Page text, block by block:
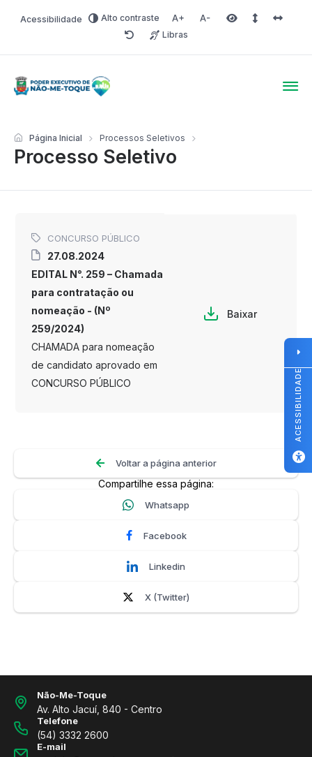
Acessibilidade Alto contraste Aumentar fonte
Diminuir fonteÁrea selecionada
Espaço
RedefinirLibras
Processo Seletivo
Página Inicial Processos Seletivos
CONCURSO PÚBLICO
27.08.2024
EDITAL N°. 259 – Chamada
para contratação ou
nomeação - (Nº
259/2024)
CHAMADA para nomeação
de candidato aprovado em
CONCURSO PÚBLICO
Baixar
Voltar a página anterior
Compartilhe essa página:
Whatsapp
Facebook
Linkedin
X (Twitter)
Não-Me-Toque
Av. Alto Jacuí, 840 - Centro
Telefone
(54) 3332 2600
E-mail
ACESSIBILIDADE